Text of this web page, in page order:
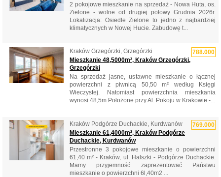
2 pokojowe mieszkanie na sprzedaż - Nowa Huta, os.
Zielone - wolne od drugiej połowy Grudnia 2026r.
Lokalizacja: Osiedle Zielone to jedno z najbardziej
klimatycznych w Nowej Hucie. Zabudowę t...
788.000
Kraków Grzegórzki, Grzegórzki
Mieszkanie 48,5000m², Kraków Grzegórzki,
Grzegórzki
Na sprzedaż jasne, ustawne mieszkanie o łącznej
powierzchni z piwnicą 50,50 m² według Księgi
Wieczystej. Natomiast powierzchnia mieszkania
wynosi 48,5m Położone przy Al. Pokoju w Krakowie -...
769.000
Kraków Podgórze Duchackie, Kurdwanów
Mieszkanie 61,4000m², Kraków Podgórze
Duchackie, Kurdwanów
Przestronne 3 pokojowe mieszkanie o powierzchni
61,40 m² - Kraków, ul. Halszki - Podgórze Duchackie.
Mamy przyjemność zaprezentować Państwu
mieszkanie o powierzchni 6l,40m2 ...